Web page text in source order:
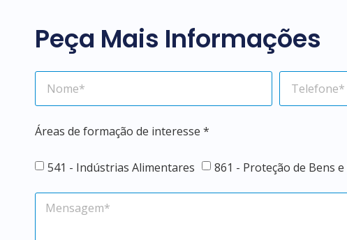
Peça Mais Informações
Áreas de formação de interesse *
541 - Indústrias Alimentares 861 - Proteção de Bens e